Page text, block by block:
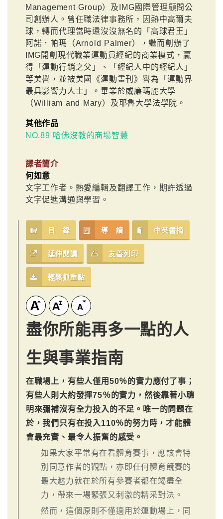
Management Group）及IMG國際管理顧問公
司創辦人。曾任職法律事務所，因熱中高爾夫
球，轉而代理當時還沒沒無名的「高球君王」
阿諾．帕瑪（Arnold Palmer），繼而創辦了
IMG開創現代職業運動員經紀的商業模式，贏
得「運動行銷之父」、「經紀人中的經紀人」
等美譽，並被美國《運動畫刊》譽為「運動界
最具影響力人士」。畢業於威廉瑪麗大學
（William and Mary）及耶魯大學法學院。
其他作品
NO.89 哈佛沒教的商場智慧
譯者簡介
何如意
文字工作者。熱愛編輯及翻譯工作，期許透過
文字促進溝通與學習。
目 錄 導 讀 中英書摘
延伸閱讀 友善列印
輕鬆抓重點
盡你所能再多一點的人
生與事業指南
在職場上，有些人僅用50％的實力應付了事；
有些人則大約發揮75％的實力，然後靠著小聰
明來彌補沒有全力投入的不足。唯一的問題在
於，我們只有在投入110％的努力時，才能體
會最充實、最令人振奮的感受。
如果大家平常有在看體育賽事，應該會特
別同意作者的觀點，亦即任何體育競賽的
最大魅力就在於所有參賽者都在竭盡全
力，帶來一場緊張又刺激的精采對決。
然而，這個原則不僅適用於運動場上，同